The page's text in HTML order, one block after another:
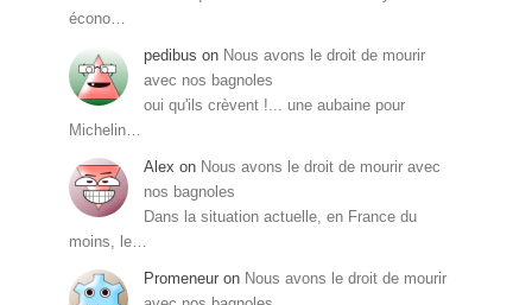
écono…
pedibus on Nous avons le droit de mourir
avec nos bagnoles
oui qu'ils crèvent !... une aubaine pour
Michelin…
Alex on Nous avons le droit de mourir avec
nos bagnoles
Dans la situation actuelle, en France du
moins, le…
Promeneur on Nous avons le droit de mourir